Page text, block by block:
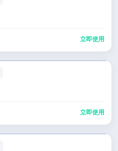
立即使用
立即使用